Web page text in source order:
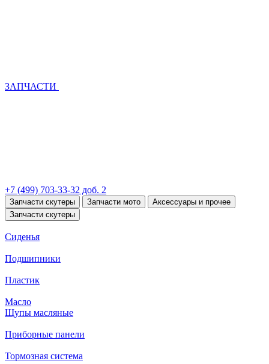
ЗАПЧАСТИ
+7 (499) 703-33-32 доб. 2
Запчасти скутеры Запчасти мото
Аксессуары и прочее
Запчасти скутеры
Сиденья
Подшипники
Пластик
Масло
Щупы масляные
Приборные панели
Тормозная система